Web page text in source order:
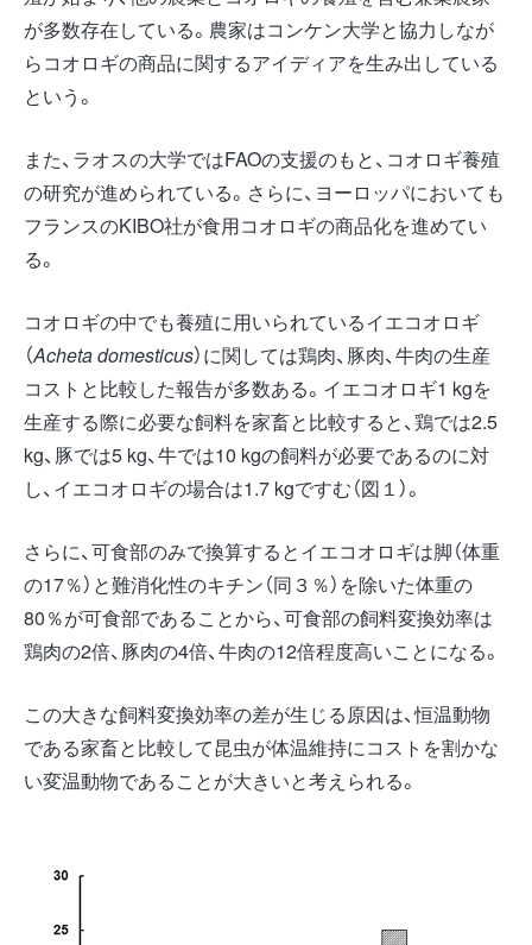
が多数存在している。農家はコンケン大学と協力しなが
らコオロギの商品に関するアイディアを生み出している
という。
また、ラオスの大学ではFAOの支援のもと、コオロギ養殖
の研究が進められている。さらに、ヨーロッパにおいても
フランスのKIBO社が食用コオロギの商品化を進めてい
る。
コオロギの中でも養殖に用いられているイエコオロギ
（Acheta domesticus）に関しては鶏肉、豚肉、牛肉の生産
コストと比較した報告が多数ある。イエコオロギ1 kgを
生産する際に必要な飼料を家畜と比較すると、鶏では2.5
kg、豚では5 kg、牛では10 kgの飼料が必要であるのに対
し、イエコオロギの場合は1.7 kgですむ（図１）。
さらに、可食部のみで換算するとイエコオロギは脚（体重
の17％）と難消化性のキチン（同３％）を除いた体重の
80％が可食部であることから、可食部の飼料変換効率は
鶏肉の2倍、豚肉の4倍、牛肉の12倍程度高いことになる。
この大きな飼料変換効率の差が生じる原因は、恒温動物
である家畜と比較して昆虫が体温維持にコストを割かな
い変温動物であることが大きいと考えられる。